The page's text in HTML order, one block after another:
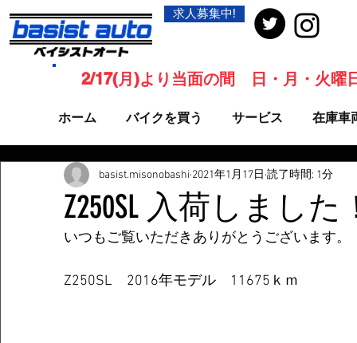
求人募集中!
ホーム バイクを買う サービス 在庫車
2/17(月)より当面の間 日・月・火曜
Z250SL 入荷しました
basist.misonobashi 2021年1月17日 読了時間: 1分
いつもご覧いただきありがとうございます。
Z250SL　2016年モデル　11675ｋｍ